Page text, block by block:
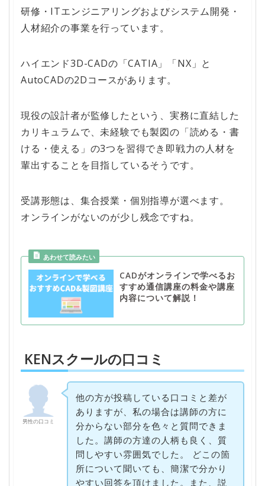
研修・ITエンジニアリングおよびシステム開発・
人材紹介の事業を行っています。
ハイエンド3D-CADの「CATIA」「NX」と
AutoCADの2Dコースがあります。
現役の設計者が監修したという、実務に直結した
カリキュラムで、未経験でも製図の「読める・書
ける・使える」の3つを習得でき即戦力の人材を
輩出することを目指しているそうです。
受講形態は、集合授業・個別指導が選べます。
オンラインがないのが少し残念ですね。
CADがオンラインで学べるお
すすめ通信講座の料金や講座
内容について解説！
KENスクールの口コミ
男性の口コミ
他の方が投稿している口コミと差が
ありますが、私の場合は講師の方に
分からない部分を色々と質問できま
した。講師の方達の人柄も良く、質
問しやすい雰囲気でした。 どこの箇
所について聞いても、簡潔で分かり
やすい回答を頂けました。また、説